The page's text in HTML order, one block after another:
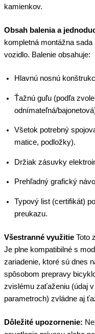
kamienkov.
Obsah balenia a
kompletná montážna
vozidlo. Balenie obsahuje:
Hlavnú nosnú
Ťažnú guľu (podľa
odnímateľná/
Všetok potrebný
matice, podložky).
Držiak zásuvky
Prehľadný grafický
Typový list (certifikát)
preukazu.
Všestranné využitie Toto
Je plne kompatibilné s
zariadenie, ktoré sú dnes
spôsobom prepravy
zvislému zaťaženiu (údaj
parametroch) zvládne aj
Dôležité upozornenie: